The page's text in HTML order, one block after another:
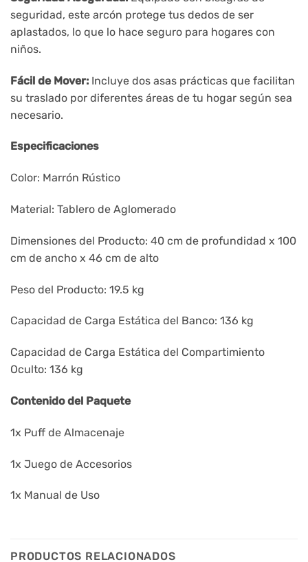
seguridad, este arcón protege tus dedos de ser
aplastados, lo que lo hace seguro para hogares con
niños.
Fácil de Mover: Incluye dos asas prácticas que facilitan
su traslado por diferentes áreas de tu hogar según sea
necesario.
Especificaciones
Color: Marrón Rústico
Material: Tablero de Aglomerado
Dimensiones del Producto: 40 cm de profundidad x 100
cm de ancho x 46 cm de alto
Peso del Producto: 19.5 kg
Capacidad de Carga Estática del Banco: 136 kg
Capacidad de Carga Estática del Compartimiento
Oculto: 136 kg
Contenido del Paquete
1x Puff de Almacenaje
1x Juego de Accesorios
1x Manual de Uso
PRODUCTOS RELACIONADOS